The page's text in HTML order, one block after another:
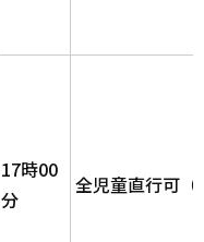
17時00
分
全児童直行可（